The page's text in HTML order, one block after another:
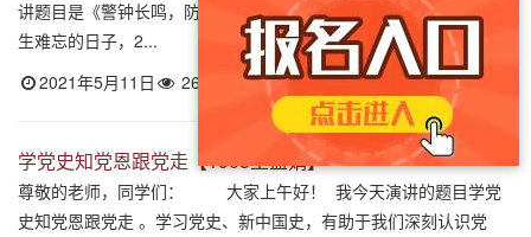
讲题目是《警钟长鸣，防范于未然》。 5.12，一个令所有中国人终
生难忘的日子，2...
2021年5月11日
26959
学党史知党恩跟党走【1905王孟娟】
尊敬的老师，同学们： 大家上午好！ 我今天演讲的题目学党
史知党恩跟党走 。学习党史、新中国史，有助于我们深刻认识党